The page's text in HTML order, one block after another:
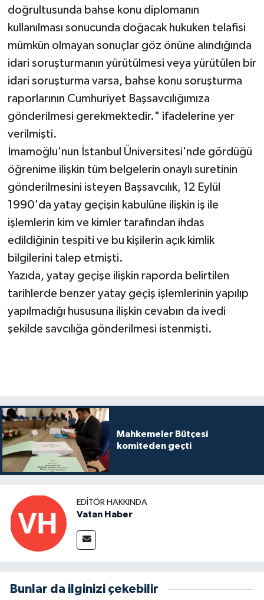
doğrultusunda bahse konu diplomanın
kullanılması sonucunda doğacak hukuken telafisi
mümkün olmayan sonuçlar göz önüne alındığında
idari soruşturmanın yürütülmesi veya yürütülen bir
idari soruşturma varsa, bahse konu soruşturma
raporlarının Cumhuriyet Başsavcılığımıza
gönderilmesi gerekmektedir." ifadelerine yer
verilmişti.
İmamoğlu'nun İstanbul Üniversitesi'nde gördüğü
öğrenime ilişkin tüm belgelerin onaylı suretinin
gönderilmesini isteyen Başsavcılık, 12 Eylül
1990'da yatay geçişin kabulüne ilişkin iş ile
işlemlerin kim ve kimler tarafından ihdas
edildiğinin tespiti ve bu kişilerin açık kimlik
bilgilerini talep etmişti.
Yazıda, yatay geçişe ilişkin raporda belirtilen
tarihlerde benzer yatay geçiş işlemlerinin yapılıp
yapılmadığı hususuna ilişkin cevabın da ivedi
şekilde savcılığa gönderilmesi istenmişti.
Mahkemeler Bütçesi
komiteden geçti
EDITÖR HAKKINDA
Vatan Haber
Bunlar da ilginizi çekebilir